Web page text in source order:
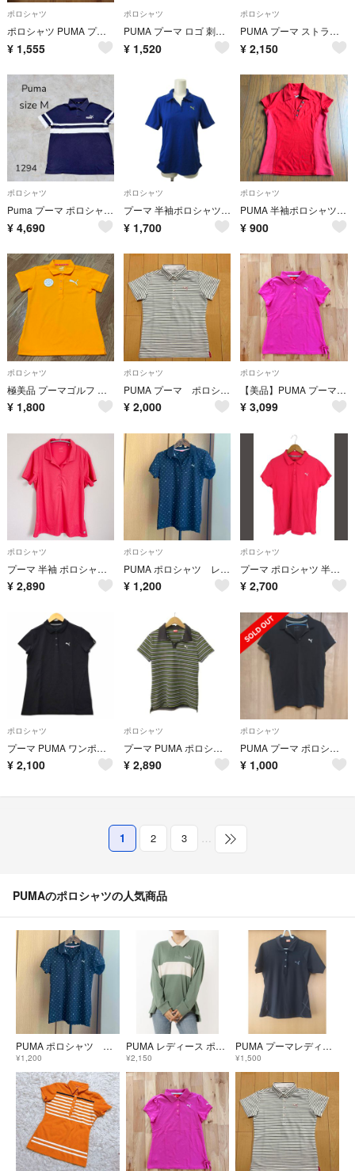
ポロシャツ
ポロシャツ PUMA プーマ 2枚セット レディース
¥ 1,555
ポロシャツ
PUMA プーマ ロゴ 刺繍 ポロシャツ sizeO/白 ■◆ レディース
¥ 1,520
ポロシャツ
PUMA プーマ ストライプ ボタンダウン 半袖 ゴルフ トレーニングウェア ポロシャツ sizeM/黒ｘグレー ■◆ レディース
¥ 2,150
ポロシャツ
Puma プーマ ポロシャツ 半袖カットソー ボーダー スポーティ ネイビー
¥ 4,690
ポロシャツ
プーマ 半袖ポロシャツ L 青 ブルー Vネック 半袖 ECA006 /SH
¥ 1,700
ポロシャツ
PUMA 半袖ポロシャツ Lサイズ
¥ 900
ポロシャツ
極美品 プーマゴルフ ワッペン付 吸汗速乾 半袖ポロシャツ S 黄 レディース
¥ 1,800
ポロシャツ
PUMA プーマ ポロシャツ 半袖 ボーダー ホワイト Mサイズ
¥ 2,000
ポロシャツ
【美品】PUMA プーマ 半袖ポロシャツ プーマキャットロゴ ゴルフ テニス M
¥ 3,099
ポロシャツ
プーマ 半袖 ポロシャツ レギュラーカラー 無地 【L】 ピンク スポーツ 夏
¥ 2,890
ポロシャツ
PUMA ポロシャツ レディースLサイズ
¥ 1,200
ポロシャツ
プーマ ポロシャツ 半袖 鹿の子 刺繍 ロゴ XL ピンク 国内正規 QQQ
¥ 2,700
ポロシャツ
プーマ PUMA ワンポイント刺繍 コットン 鹿の子 ポロシャツ M ブラック
¥ 2,100
ポロシャツ
プーマ PUMA ポロシャツ ボーダー ワンポイント スキッパー L グレー
¥ 2,890
ポロシャツ
PUMA プーマ ポロシャツ レディース L ブラック 半袖 ロゴ刺繍 美品
¥ 1,000
1 2 3 …
PUMAのポロシャツの人気商品
PUMA ポロシャツ レディースLサイズ
¥1,200
PUMA レディース ポロシャツ Lサイズ
¥2,150
PUMA プーマレディースゴルフウェアポロシャツМｻｲｽﾞ
¥1,500